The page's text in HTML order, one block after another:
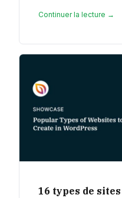
Continuer la lecture →
16 types de